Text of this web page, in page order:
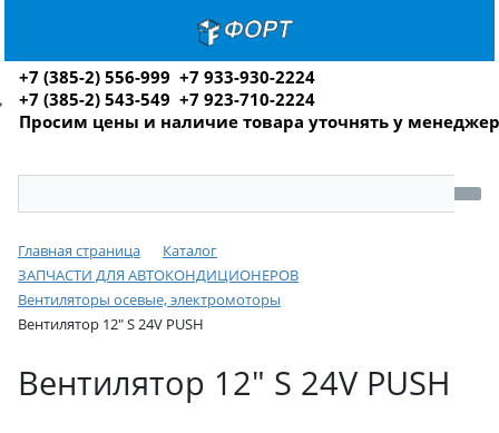
+7 (385-2) 556-999 +7 933-930-2224
+7 (385-2) 543-549 +7 923-710-2224
Просим цены и наличие товара уточнять у
Главная страница
Каталог
ЗАПЧАСТИ ДЛЯ АВТОКОНДИЦИОНЕРОВ
Вентиляторы осевые, электромоторы
Вентилятор 12" S 24V PUSH
Вентилятор 12" S 24V PUSH